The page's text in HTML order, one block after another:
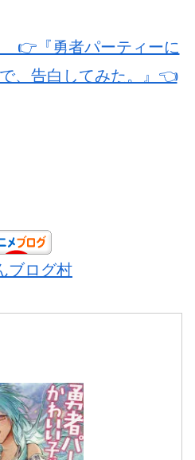
👉『勇者パーティーに
、告白してみた。』👈
ブログ村